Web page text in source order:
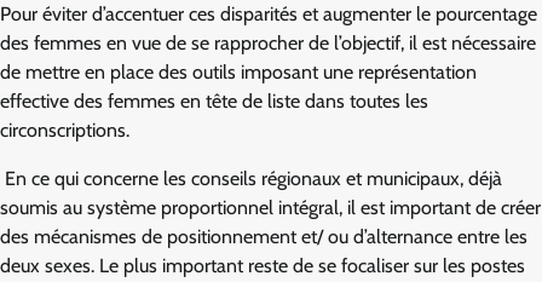
Pour éviter d’accentuer ces disparités et augmenter le pourcentage
des femmes en vue de se rapprocher de l’objectif, il est nécessaire
de mettre en place des outils imposant une représentation
effective des femmes en tête de liste dans toutes les
circonscriptions.
En ce qui concerne les conseils régionaux et municipaux, déjà
soumis au système proportionnel intégral, il est important de créer
des mécanismes de positionnement et/ ou d’alternance entre les
deux sexes. Le plus important reste de se focaliser sur les postes